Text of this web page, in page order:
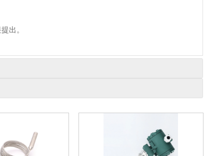
出。